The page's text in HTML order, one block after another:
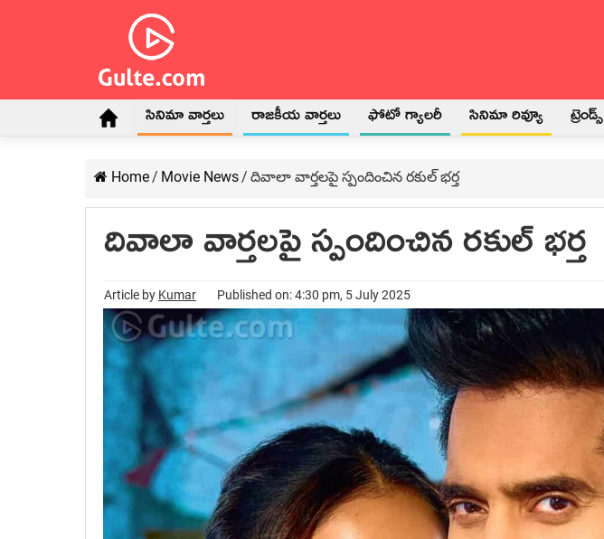
సినిమా వార్తలు రాజకీయ వార్తలు ఫోటో గ్యాలరీ సినిమా రివ్యూ ట్రెండ్స్
Home/ Movie News/ దివాలా వార్తలపై స్పందించిన రకుల్ భర్త
దివాలా వార్తలపై స్పందించిన రకుల్ భర్త
Article by Kumar Published on: 4:30 pm, 5 July 2025